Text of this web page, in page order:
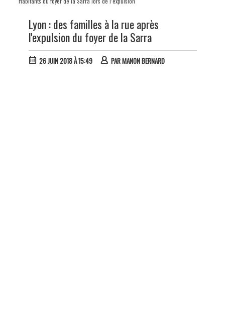
Lyon : des familles à la rue après
l'expulsion du foyer de la Sarra
26 JUIN 2018 À 15:49 PARMANON BERNARD